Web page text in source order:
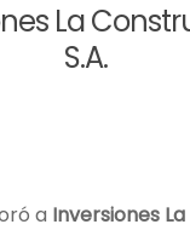
La
S.A.
a Inversiones La